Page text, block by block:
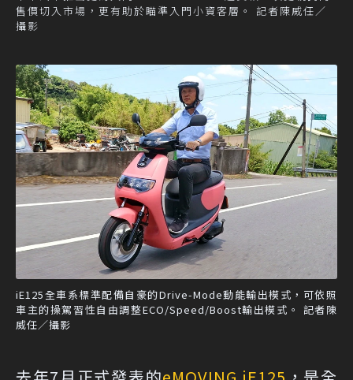
售價切入市場，更有助於瞄準入門小資客層。 記者陳威任／
攝影
iE125全車系標準配備自豪的Drive-Mode動能輸出模式，可依照
車主的操駕習性自由調整ECO/Speed/Boost輸出模式。 記者陳
威任／攝影